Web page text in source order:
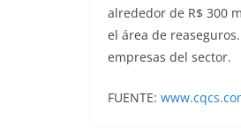
alrededor de R$ 300
el área de
empresas del sector.
FUENTE: